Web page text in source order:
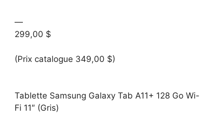
—
299,00 $
(Prix catalogue 349,00 $)
Tablette Samsung Galaxy Tab A11+ 128 Go Wi-
Fi 11″ (Gris)